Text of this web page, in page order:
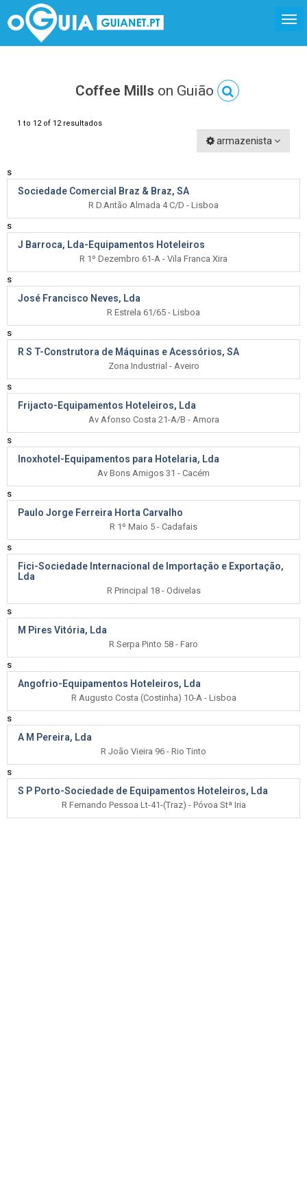
Coffee Mills on Guião
1 to 12 of 12 resultados
armazenista
s
Sociedade Comercial Braz & Braz, SA
R D.Antão Almada 4 C/D - Lisboa
s
J Barroca, Lda-Equipamentos Hoteleiros
R 1º Dezembro 61-A - Vila Franca Xira
s
José Francisco Neves, Lda
R Estrela 61/65 - Lisboa
s
R S T-Construtora de Máquinas e Acessórios, SA
Zona Industrial - Aveiro
s
Frijacto-Equipamentos Hoteleiros, Lda
Av Afonso Costa 21-A/B - Amora
s
Inoxhotel-Equipamentos para Hotelaria, Lda
Av Bons Amigos 31 - Cacém
s
Paulo Jorge Ferreira Horta Carvalho
R 1º Maio 5 - Cadafais
s
Fici-Sociedade Internacional de Importação e Exportação,
Lda
R Principal 18 - Odivelas
s
M Pires Vitória, Lda
R Serpa Pinto 58 - Faro
s
Angofrio-Equipamentos Hoteleiros, Lda
R Augusto Costa (Costinha) 10-A - Lisboa
s
A M Pereira, Lda
R João Vieira 96 - Rio Tinto
s
S P Porto-Sociedade de Equipamentos Hoteleiros, Lda
R Fernando Pessoa Lt-41-(Traz) - Póvoa Stª Iria